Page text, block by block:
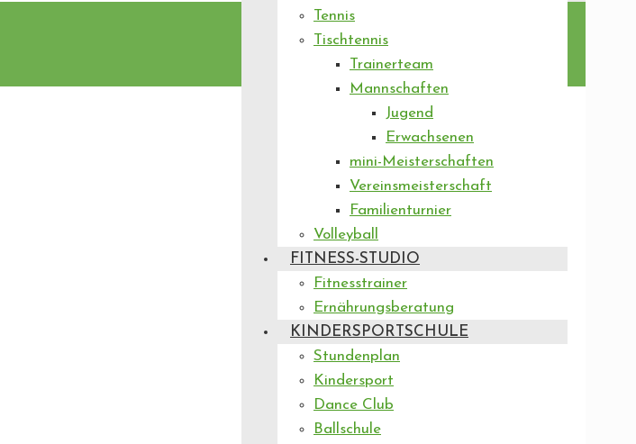
Tennis
Tischtennis
Trainerteam
Mannschaften
Jugend
Erwachsenen
mini-Meisterschaften
Vereinsmeisterschaft
Familienturnier
Volleyball
FITNESS-STUDIO
Fitnesstrainer
Ernährungsberatung
KINDERSPORTSCHULE
Stundenplan
Kindersport
Dance Club
Ballschule